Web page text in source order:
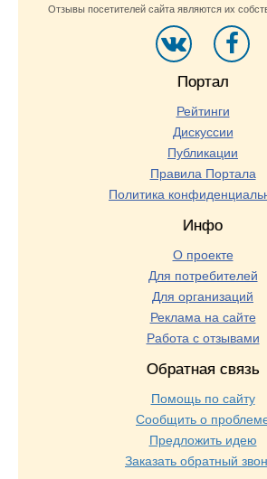
Отзывы посетителей сайта являются их
Портал
Рейтинги
Дискуссии
Публикации
Правила Портала
Политика
Инфо
О проекте
Для потребителей
Для организаций
Реклама на сайте
Работа с отзывами
Обратная связь
Помощь по сайту
Сообщить о
Предложить идею
Заказать обратный